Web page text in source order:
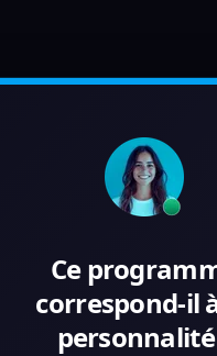
Ce
correspond-il
personnalité